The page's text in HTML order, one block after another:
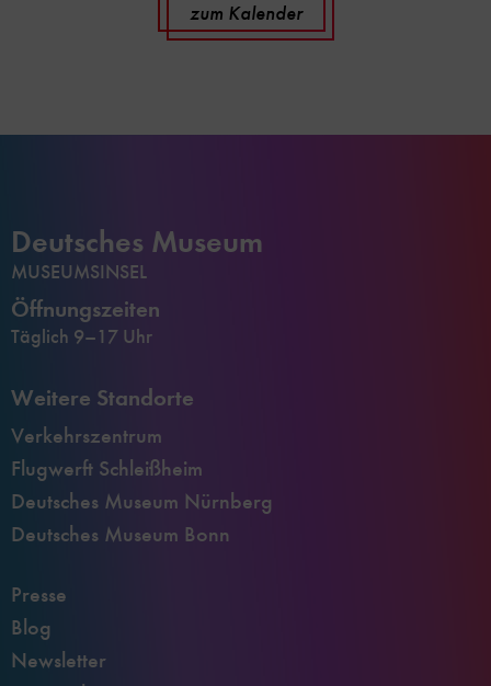
zum Kalender
Deutsches Museum
MUSEUMSINSEL
Öffnungszeiten
Täglich 9–17 Uhr
Weitere Standorte
Verkehrszentrum
Flugwerft Schleißheim
Deutsches Museum Nürnberg
Deutsches Museum Bonn
Presse
Blog
Newsletter